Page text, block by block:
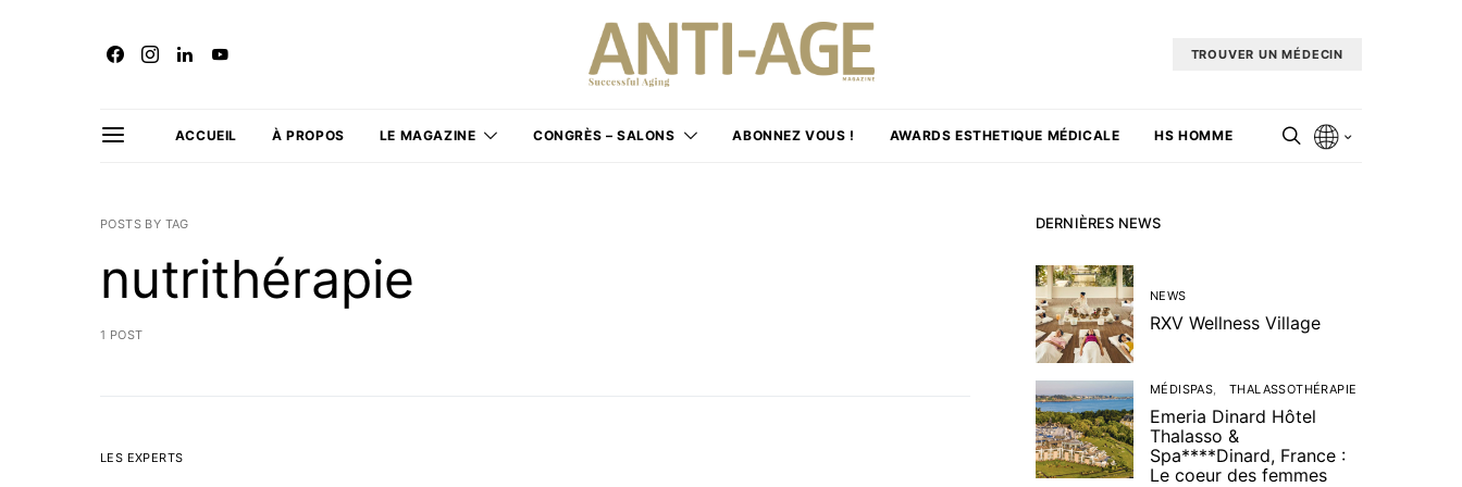
TROUVER UN MÉDECIN
ACCUEIL À PROPOS LE MAGAZINE CONGRÈS – SALONS ABONNEZ VOUS ! AWARDS ESTHETIQUE MÉDICALE HS HOMME
POSTS BY TAG
nutrithérapie
1 POST
LES EXPERTS
DERNIÈRES NEWS
NEWS
RXV Wellness Village
MÉDISPAS THALASSOTHÉRAPIE
Emeria Dinard Hôtel
Thalasso &
Spa****Dinard, France :
Le coeur des femmes